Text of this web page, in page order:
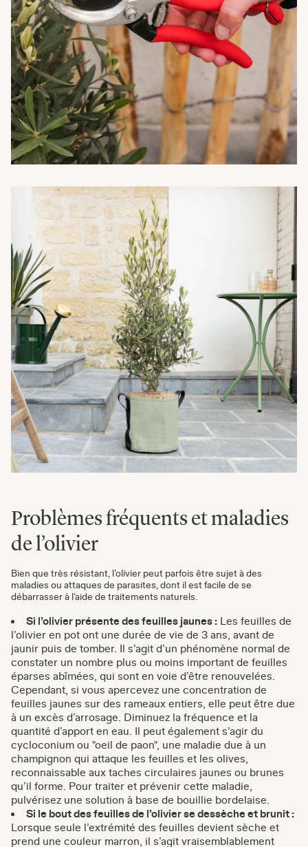
Problèmes fréquents et maladies
de l’olivier
Bien que très résistant, l’olivier peut parfois être sujet à des
maladies ou attaques de parasites, dont il est facile de se
débarrasser à l’aide de traitements naturels.
Si l’olivier présente des feuilles jaunes : Les feuilles de
l’olivier en pot ont une durée de vie de 3 ans, avant de
jaunir puis de tomber. Il s’agit d’un phénomène normal de
constater un nombre plus ou moins important de feuilles
éparses abîmées, qui sont en voie d’être renouvelées.
Cependant, si vous apercevez une concentration de
feuilles jaunes sur des rameaux entiers, elle peut être due
à un excès d’arrosage. Diminuez la fréquence et la
quantité d’apport en eau. Il peut également s’agir du
cycloconium ou "oeil de paon", une maladie due à un
champignon qui attaque les feuilles et les olives,
reconnaissable aux taches circulaires jaunes ou brunes
qu’il forme. Pour traiter et prévenir cette maladie,
pulvérisez une solution à base de bouillie bordelaise.
Si le bout des feuilles de l’olivier se dessèche et brunit :
Lorsque seule l’extrémité des feuilles devient sèche et
prend une couleur marron, il s’agit vraisemblablement